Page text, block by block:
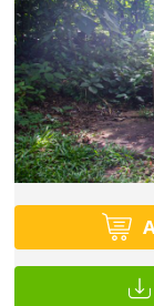
Tipo de projeto
Selecione
Utilização
Título do
Tipo de projeto
Selecione
Utilização
Tamanho
Tamanho
Tamanho